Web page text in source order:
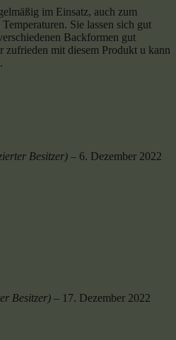
im Einsatz, auch zum
Sie lassen sich gut
Backformen gut
zufrieden mit diesem Produkt u kann
Besitzer) – 6. Dezember 2022
Besitzer) – 17. Dezember 2022